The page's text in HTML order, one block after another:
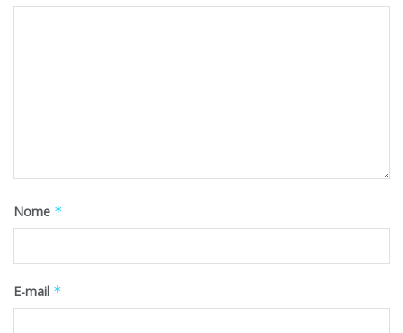
Nome *
E-mail *